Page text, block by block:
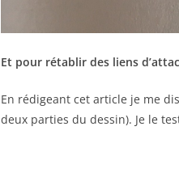
Et pour rétablir des liens
En rédigeant cet article je me
deux parties du dessin). Je le